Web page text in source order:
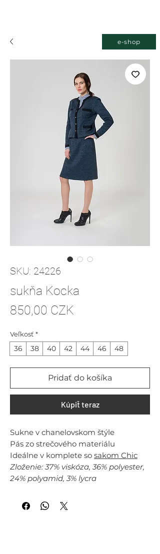
SKU: 24226
sukňa Kocka
850,00 CZK
Veľkosť *
36 38 40 42 44 46 48
Pridať do košíka
Kúpiť teraz
Sukne v chanelovskom štýle
Pás zo strečového materiálu
Ideálne v komplete so sakom Chic
Zloženie: 37% viskóza, 36% polyester,
24% polyamid, 3% lycra
e-shop